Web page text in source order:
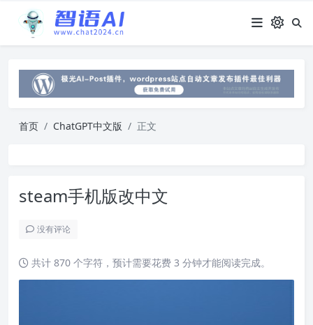
首页 ChatGPT中文版 正文
steam手机版改中文
没有评论
共计 870 个字符，预计需要花费 3 分钟才能阅读完成。